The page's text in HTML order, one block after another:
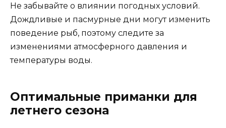
Не забывайте о влиянии погодных условий.
Дождливые и пасмурные дни могут изменить
поведение рыб, поэтому следите за
изменениями атмосферного давления и
температуры воды.
Оптимальные приманки для
летнего сезона